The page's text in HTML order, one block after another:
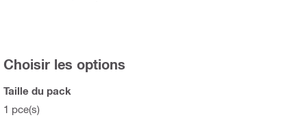
Choisir les options
Taille du pack
1 pce(s)